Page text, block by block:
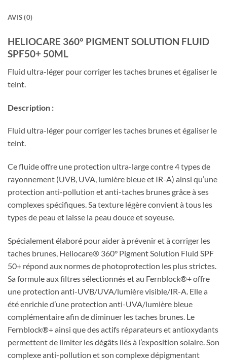
AVIS (0)
HELIOCARE 360° PIGMENT SOLUTION FLUID
SPF50+ 50ML
Fluid ultra-léger pour corriger les taches brunes et égaliser le
teint.
Description :
Fluid ultra-léger pour corriger les taches brunes et égaliser le
teint.
Ce fluide offre une protection ultra-large contre 4 types de
rayonnement (UVB, UVA, lumière bleue et IR-A) ainsi qu’une
protection anti-pollution et anti-taches brunes grâce à ses
complexes spécifiques. Sa texture légère convient à tous les
types de peau et laisse la peau douce et soyeuse.
Spécialement élaboré pour aider à prévenir et à corriger les
taches brunes, Heliocare® 360° Pigment Solution Fluid SPF
50+ répond aux normes de photoprotection les plus strictes.
Sa formule aux filtres sélectionnés et au Fernblock®+ offre
une protection anti-UVB/UVA/lumière visible/IR-A. Elle a
été enrichie d’une protection anti-UVA/lumière bleue
complémentaire afin de diminuer les taches brunes. Le
Fernblock®+ ainsi que des actifs réparateurs et antioxydants
permettent de limiter les dégâts liés à l’exposition solaire. Son
complexe anti-pollution et son complexe dépigmentant